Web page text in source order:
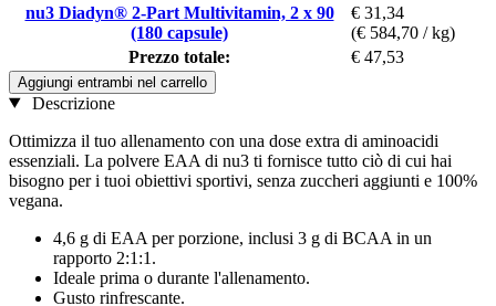
nu3 Diadyn® 2-Part Multivitamin, 2 x 90
(180 capsule)
€ 31,34
(€ 584,70 / kg)
Prezzo totale:
€ 47,53
Aggiungi entrambi nel carrello
Descrizione
Ottimizza il tuo allenamento con una dose extra di aminoacidi
essenziali. La polvere EAA di nu3 ti fornisce tutto ciò di cui hai
bisogno per i tuoi obiettivi sportivi, senza zuccheri aggiunti e 100%
vegana.
4,6 g di EAA per porzione, inclusi 3 g di BCAA in un
rapporto 2:1:1.
Ideale prima o durante l'allenamento.
Gusto rinfrescante.